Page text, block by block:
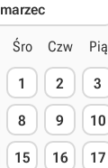
marzec
Śro Czw Pią
1 2 3
8 9 10
15 16 17